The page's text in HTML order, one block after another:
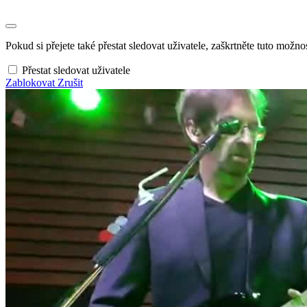
Pokud si přejete také přestat sledovat uživatele, zaškrtněte tuto
Přestat sledovat uživatele
Zablokovat Zrušit